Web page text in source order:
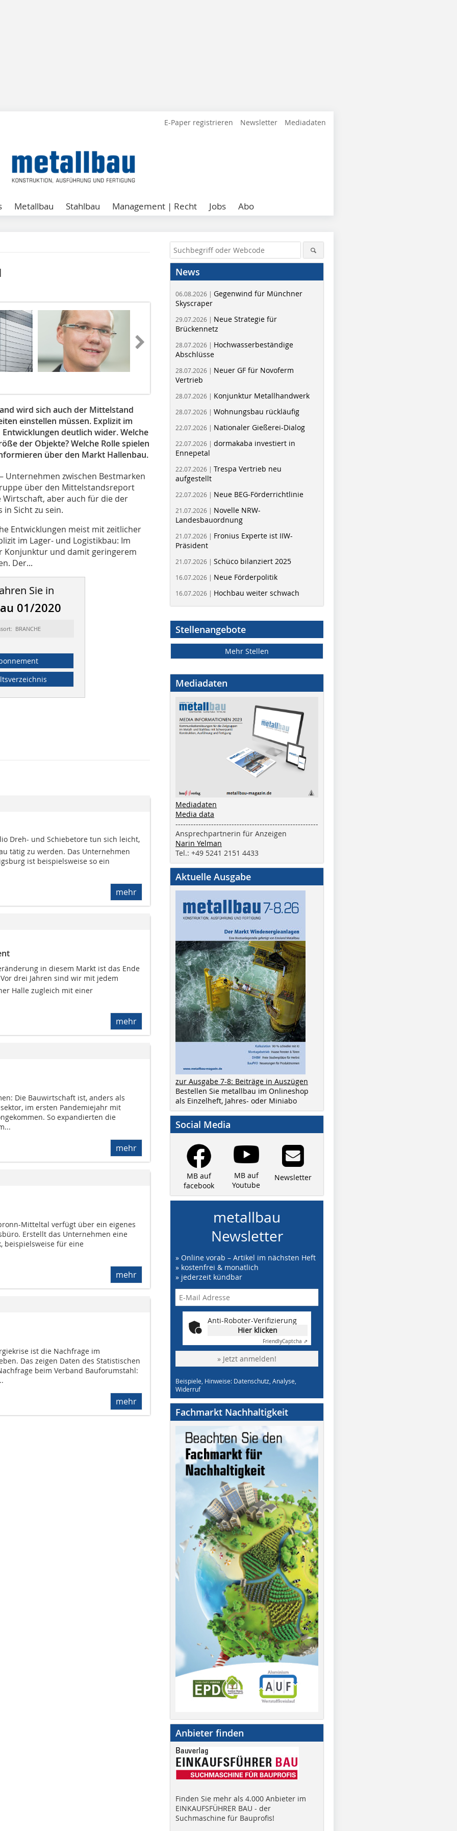
E-Paper registrieren Newsletter Mediadaten
Metallbau Stahlbau Management | Recht Jobs Abo
wird sich auch der Mittelstand
einstellen müssen. Explizit im
deutlich wider. Welche
der Objekte? Welche Rolle spielen
über den Markt Hallenbau.
Unternehmen zwischen Bestmarken
über den Mittelstandsreport
aber auch für die der
Sicht zu sein.
Entwicklungen meist mit zeitlicher
im Lager- und Logistikbau: Im
Konjunktur und damit geringerem
Der...
Sie in
01/2020
BRANCHE
Dreh- und Schiebetore tun sich leicht,
tätig zu werden. Das Unternehmen
ist beispielsweise so ein
mehr
in diesem Markt ist das Ende
drei Jahren sind wir mit jedem
Halle zugleich mit einer
mehr
Die Bauwirtschaft ist, anders als
im ersten Pandemiejahr mit
So expandierten die
mehr
Mitteltal verfügt über ein eigenes
Erstellt das Unternehmen eine
beispielsweise für eine
mehr
ist die Nachfrage im
Das zeigen Daten des Statistischen
beim Verband Bauforumstahl:
mehr
News
06.08.2026 | Gegenwind für Münchner
Skyscraper
29.07.2026 | Neue Strategie für
Brückennetz
28.07.2026 | Hochwasserbeständige
Abschlüsse
28.07.2026 | Neuer GF für Novoferm
Vertrieb
28.07.2026 | Konjunktur Metallhandwerk
28.07.2026 | Wohnungsbau rückläufig
22.07.2026 | Nationaler Gießerei-Dialog
22.07.2026 | dormakaba investiert in
Ennepetal
22.07.2026 | Trespa Vertrieb neu
aufgestellt
22.07.2026 | Neue BEG-Förderrichtlinie
21.07.2026 | Novelle NRW-
Landesbauordnung
21.07.2026 | Fronius Experte ist IIW-
Präsident
21.07.2026 | Schüco bilanziert 2025
16.07.2026 | Neue Förderpolitik
16.07.2026 | Hochbau weiter schwach
Stellenangebote
Mehr Stellen
Mediadaten
Mediadaten
Media data
--------------------------------------------------------
Ansprechpartnerin für Anzeigen
Narin Yelman
Tel.: +49 5241 2151 4433
Aktuelle Ausgabe
zur Ausgabe 7-8: Beiträge in Auszügen
Bestellen Sie metallbau im Onlineshop
als Einzelheft, Jahres- oder Miniabo
Social Media
MB auf
facebook
MB auf
Youtube
Newsletter
metallbau
Newsletter
» Online vorab – Artikel im nächsten Heft
» kostenfrei & monatlich
» jederzeit kündbar
Anti-Roboter-Verifizierung
Hier klicken
FriendlyCaptcha ⇗
» Jetzt anmelden!
Beispiele, Hinweise: Datenschutz, Analyse,
Widerruf
Fachmarkt Nachhaltigkeit
Anbieter finden
Finden Sie mehr als 4.000 Anbieter im
EINKAUFSFÜHRER BAU - der
Suchmaschine für Bauprofis!